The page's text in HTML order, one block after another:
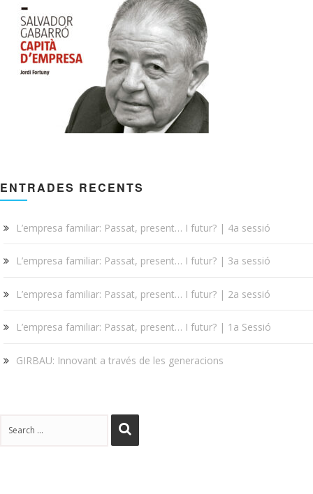
ENTRADES RECENTS
L’empresa familiar: Passat, present… I futur? | 4a sessió
L’empresa familiar: Passat, present… I futur? | 3a sessió
L’empresa familiar: Passat, present… I futur? | 2a sessió
L’empresa familiar: Passat, present… I futur? | 1a Sessió
GIRBAU: Innovant a través de les generacions